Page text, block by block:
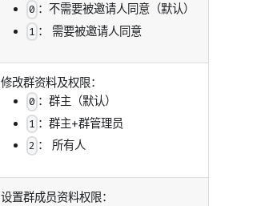
0 ：不需要被邀请人同意（默认）
1 ： 需要被邀请人同意
修改群资料及权限：
0 ：群主（默认）
1 ：群主+群管理员
2 ： 所有人
设置群成员资料权限：